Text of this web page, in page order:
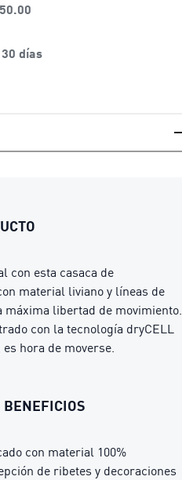
días
con esta casaca de
material liviano y líneas de
libertad de movimiento.
con la tecnología dryCELL
hora de moverse.
BENEFICIOS
con material 100%
de ribetes y decoraciones